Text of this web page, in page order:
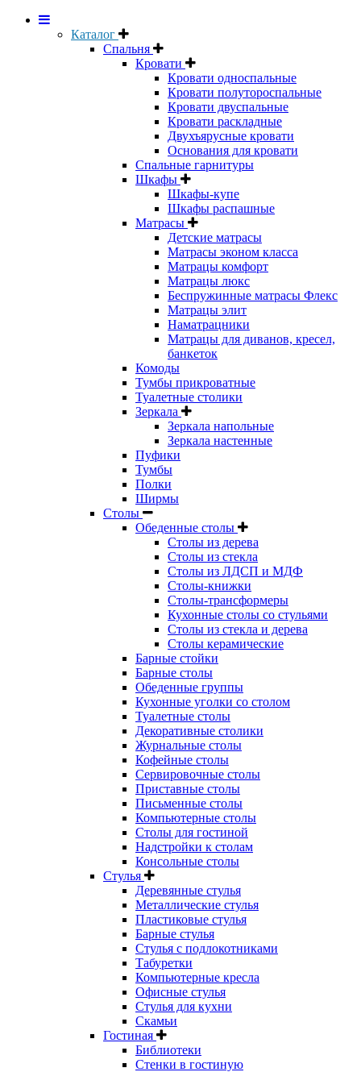
Каталог
Спальня
Кровати
Кровати односпальные
Кровати полутороспальные
Кровати двуспальные
Кровати раскладные
Двухъярусные кровати
Основания для кровати
Спальные гарнитуры
Шкафы
Шкафы-купе
Шкафы распашные
Матрасы
Детские матрасы
Матрасы эконом класса
Матрацы комфорт
Матрацы люкс
Беспружинные матрасы Флекс
Матрацы элит
Наматрацники
Матрацы для диванов, кресел,
банкеток
Комоды
Тумбы прикроватные
Туалетные столики
Зеркала
Зеркала напольные
Зеркала настенные
Пуфики
Тумбы
Полки
Ширмы
Столы
Обеденные столы
Столы из дерева
Столы из стекла
Столы из ЛДСП и МДФ
Столы-книжки
Столы-трансформеры
Кухонные столы со стульями
Столы из стекла и дерева
Столы керамические
Барные стойки
Барные столы
Обеденные группы
Кухонные уголки со столом
Туалетные столы
Декоративные столики
Журнальные столы
Кофейные столы
Сервировочные столы
Приставные столы
Письменные столы
Компьютерные столы
Столы для гостиной
Надстройки к столам
Консольные столы
Стулья
Деревянные стулья
Металлические стулья
Пластиковые стулья
Барные стулья
Стулья с подлокотниками
Табуретки
Компьютерные кресла
Офисные стулья
Стулья для кухни
Скамьи
Гостиная
Библиотеки
Стенки в гостиную